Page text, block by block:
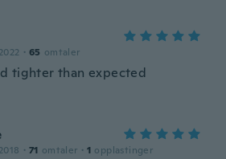
· 65 omtaler
tighter than expected
· 71 omtaler · 1 opplastinger